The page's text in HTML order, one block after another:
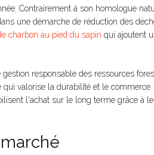
Contrairement à son homologue
une démarche de réduction des
charbon au pied du sapin qui ajoutent
responsable des ressources
qui valorise la durabilité et le commerce
l'achat sur le long terme grâce à